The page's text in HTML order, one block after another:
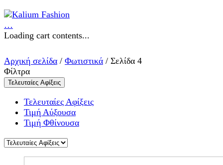
…
Loading cart contents...
Αρχική σελίδα / Φωτιστικά / Σελίδα 4
Φίλτρα
Τελευταίες Αφίξεις
Τελευταίες Αφίξεις
Τιμή Αύξουσα
Τιμή Φθίνουσα